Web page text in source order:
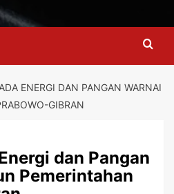
ENERGI DAN PANGAN WARNAI
GIBRAN
dan Pangan
Pemerintahan